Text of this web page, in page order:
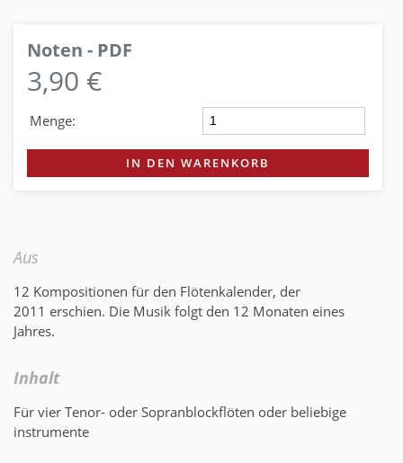
Noten - PDF
3,90 €
Menge:
IN DEN WARENKORB
Aus
12 Kompositionen für den Flötenkalender, der
2011 erschien. Die Musik folgt den 12 Monaten eines
Jahres.
Inhalt
Für vier Tenor- oder Sopranblockflöten oder beliebige
instrumente